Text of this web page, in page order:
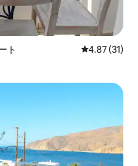
ト レビュー31
4.87 (31)